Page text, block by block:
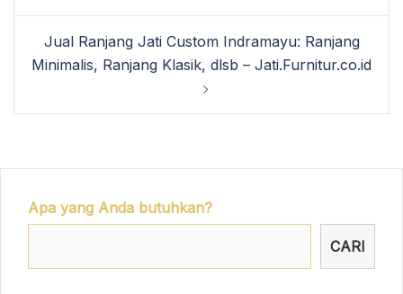
Jual Ranjang Jati Custom Indramayu: Ranjang
Minimalis, Ranjang Klasik, dlsb – Jati.Furnitur.co.id
Apa yang Anda butuhkan?
CARI